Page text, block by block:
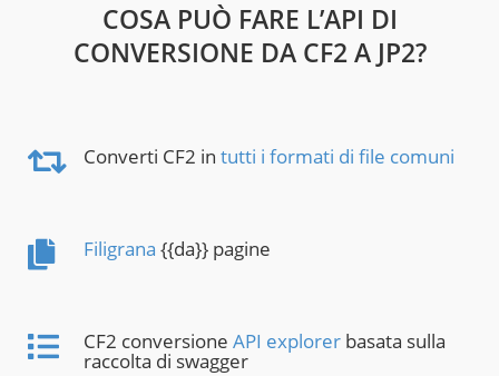
COSA PUÒ FARE L’API DI
CONVERSIONE DA CF2 A JP2?
Converti CF2 in tutti i formati di file comuni
Filigrana {{da}} pagine
CF2 conversione API explorer basata sulla
raccolta di swagger